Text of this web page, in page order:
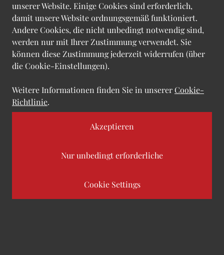
unserer Website. Einige Cookies sind erforderlich,
damit unsere Website ordnungsgemäß funktioniert.
Andere Cookies, die nicht unbedingt notwendig sind,
werden nur mit Ihrer Zustimmung verwendet. Sie
können diese Zustimmung jederzeit widerrufen (über
die Cookie-Einstellungen).
Weitere Informationen finden Sie in unsererCookie-
Richtlinie.
Akzeptieren
Nur unbedingt erforderliche
Cookie Settings
Das Ergebnis
Das Ergebnis ist eine hochentwickelte